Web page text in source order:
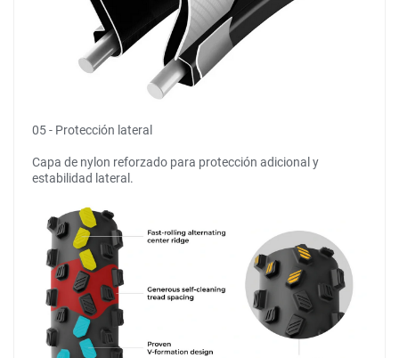
05 - Protección lateral
Capa de nylon reforzado para protección adicional y
estabilidad lateral.